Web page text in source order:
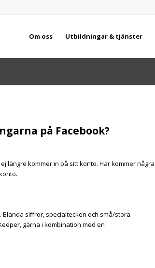
Om oss Utbildningar & tjänster
på Facebook?
längre kommer in på sitt konto. Här kommer några
siffror, specialtecken och små/stora
gärna i kombination med en